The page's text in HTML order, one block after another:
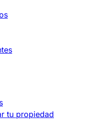
tu propiedad